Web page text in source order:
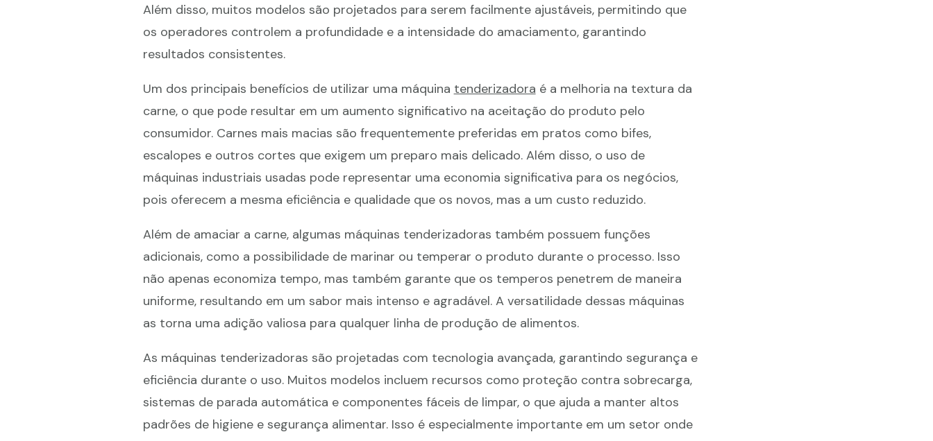
Além disso, muitos modelos são projetados para serem facilmente ajustáveis, permitindo que
os operadores controlem a profundidade e a intensidade do amaciamento, garantindo
resultados consistentes.
Um dos principais benefícios de utilizar uma máquina tenderizadora é a melhoria na textura da
carne, o que pode resultar em um aumento significativo na aceitação do produto pelo
consumidor. Carnes mais macias são frequentemente preferidas em pratos como bifes,
escalopes e outros cortes que exigem um preparo mais delicado. Além disso, o uso de
máquinas industriais usadas pode representar uma economia significativa para os negócios,
pois oferecem a mesma eficiência e qualidade que os novos, mas a um custo reduzido.
Além de amaciar a carne, algumas máquinas tenderizadoras também possuem funções
adicionais, como a possibilidade de marinar ou temperar o produto durante o processo. Isso
não apenas economiza tempo, mas também garante que os temperos penetrem de maneira
uniforme, resultando em um sabor mais intenso e agradável. A versatilidade dessas máquinas
as torna uma adição valiosa para qualquer linha de produção de alimentos.
As máquinas tenderizadoras são projetadas com tecnologia avançada, garantindo segurança e
eficiência durante o uso. Muitos modelos incluem recursos como proteção contra sobrecarga,
sistemas de parada automática e componentes fáceis de limpar, o que ajuda a manter altos
padrões de higiene e segurança alimentar. Isso é especialmente importante em um setor onde